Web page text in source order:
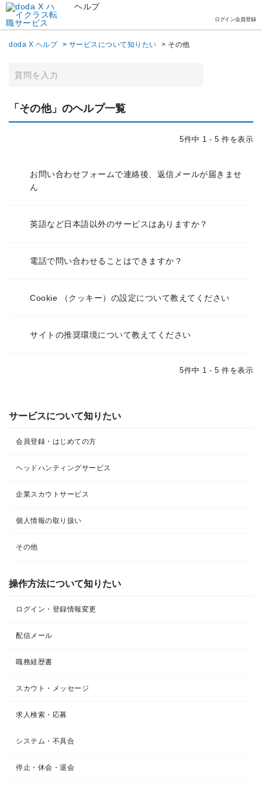
ヘルプ
ログイン会員登録
doda X ヘルプ > サービスについて知りたい > その他
サービスについて知りたい
会員登録・はじめての方
ヘッドハンティングサービス
企業スカウトサービス
個人情報の取り扱い
その他
操作方法について知りたい
ログイン・登録情報変更
配信メール
職務経歴書
スカウト・メッセージ
求人検索・応募
システム・不具合
停止・休会・退会
「その他」のヘルプ一覧
5件中 1 - 5 件を表示
お問い合わせフォームで連絡後、返信メールが届きませ
ん
英語など日本語以外のサービスはありますか？
電話で問い合わせることはできますか？
Cookie （クッキー）の設定について教えてください
サイトの推奨環境について教えてください
5件中 1 - 5 件を表示